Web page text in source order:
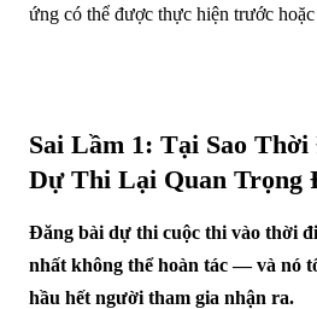
ứng có thể được thực hiện trước
Sai Lầm 1: Tại Sao
Dự Thi Lại Quan Trọng
Đăng bài dự thi cuộc thi vào thời
nhất không thể hoàn tác — và nó
hầu hết người tham gia nhận ra.